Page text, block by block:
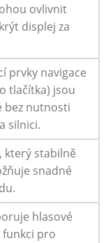
ovlivnit
⁣displej za
​prvky navigace
tlačítka) jsou
bez nutnosti
silnici.
stabilně
snadné
hlasové
pro